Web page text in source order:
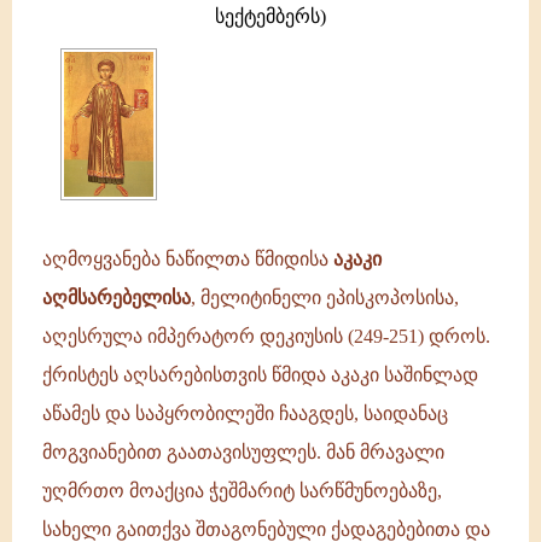
სექტემბერს)
აღმოყვანება ნაწილთა წმიდისა აკაკი
აღმსარებელისა, მელიტინელი ეპისკოპოსისა,
აღესრულა იმპერატორ დეკიუსის (249-251) დროს.
ქრისტეს აღსარებისთვის წმიდა აკაკი საშინლად
აწამეს და საპყრობილეში ჩააგდეს, საიდანაც
მოგვიანებით გაათავისუფლეს. მან მრავალი
უღმრთო მოაქცია ჭეშმარიტ სარწმუნოებაზე,
სახელი გაითქვა შთაგონებული ქადაგებებითა და